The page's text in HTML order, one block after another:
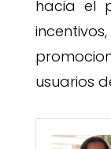
hacia el
usuarios